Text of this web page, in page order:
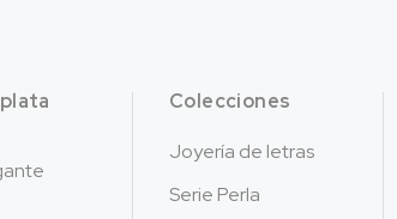
Colecciones
Joyería de letras
Serie Perla